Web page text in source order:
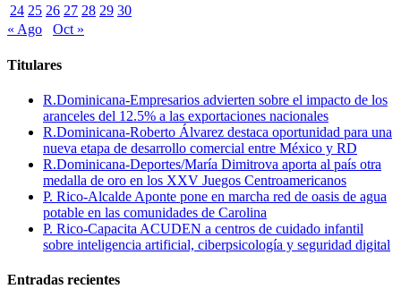
24 25 26 27 28 29 30
« Ago
Oct »
Titulares
R.Dominicana-Empresarios advierten sobre el impacto de los
aranceles del 12.5% a las exportaciones nacionales
R.Dominicana-Roberto Álvarez destaca oportunidad para una
nueva etapa de desarrollo comercial entre México y RD
R.Dominicana-Deportes/María Dimitrova aporta al país otra
medalla de oro en los XXV Juegos Centroamericanos
P. Rico-Alcalde Aponte pone en marcha red de oasis de agua
potable en las comunidades de Carolina
P. Rico-Capacita ACUDEN a centros de cuidado infantil
sobre inteligencia artificial, ciberpsicología y seguridad digital
Entradas recientes